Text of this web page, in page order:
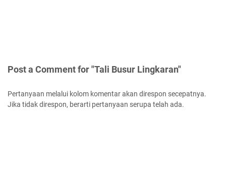
Post a Comment for "Tali Busur Lingkaran"
Pertanyaan melalui kolom komentar akan direspon secepatnya.
Jika tidak direspon, berarti pertanyaan serupa telah ada.